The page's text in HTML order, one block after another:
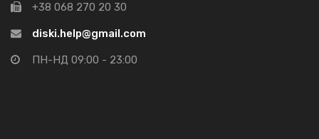
+38 068 270 20 30
diski.help@gmail.com
ПН-НД 09:00 - 23:00